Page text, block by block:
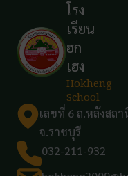
โรง
เรียน
ฮก
เฮง
Hokheng
School
เลขที่ 6 ถ.หลังสถ
จ.ราชบุรี
032-211-932